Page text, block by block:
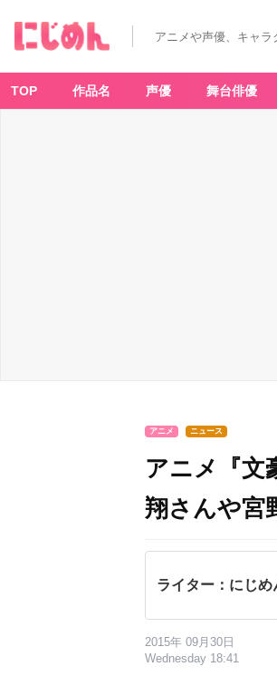
アニメや声優、キャ
TOP 作品名 声優 舞台俳優
アニメ ニュース
アニメ『文
翔さんや宮
ライター：にじめ
2015年 09月30日
Wednesday 18:41